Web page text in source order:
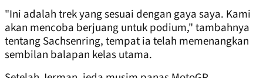
"Ini adalah trek yang sesuai dengan gaya saya. Kami
akan mencoba berjuang untuk podium," tambahnya
tentang Sachsenring, tempat ia telah memenangkan
sembilan balapan kelas utama.